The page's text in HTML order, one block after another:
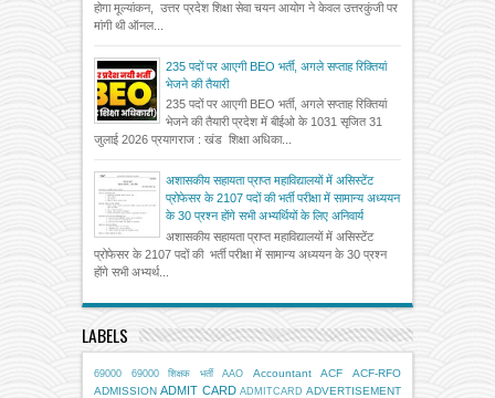
होगा मूल्यांकन, उत्तर प्रदेश शिक्षा सेवा चयन आयोग ने केवल उत्तरकुंजी पर
मांगी थी ऑनल...
235 पदों पर आएगी BEO भर्ती, अगले सप्ताह रिक्तियां
भेजने की तैयारी
235 पदों पर आएगी BEO भर्ती, अगले सप्ताह रिक्तियां
भेजने की तैयारी प्रदेश में बीईओ के 1031 सृजित 31
जुलाई 2026 प्रयागराज : खंड शिक्षा अधिका...
अशासकीय सहायता प्राप्त महाविद्यालयों में असिस्टेंट
प्रोफेसर के 2107 पदों की भर्ती परीक्षा में सामान्य अध्ययन
के 30 प्रश्न होंगे सभी अभ्यर्थियों के लिए अनिवार्य
अशासकीय सहायता प्राप्त महाविद्यालयों में असिस्टेंट
प्रोफेसर के 2107 पदों की भर्ती परीक्षा में सामान्य अध्ययन के 30 प्रश्न
होंगे सभी अभ्यर्थ...
LABELS
69000 69000 शिक्षक भर्ती AAO Accountant ACF
ACF-RFO
ADMISSION ADMIT CARD ADMITCARD ADVERTISEMENT